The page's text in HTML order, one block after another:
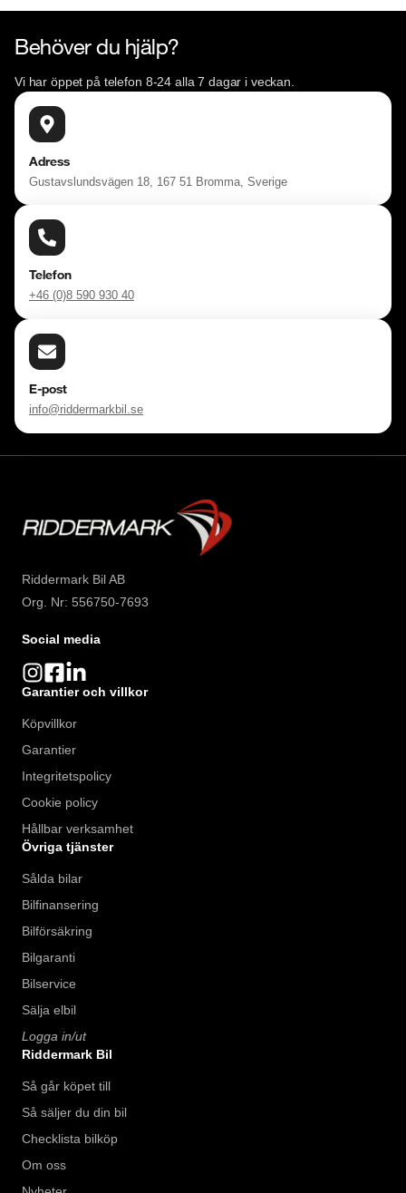
Behöver du hjälp?
Vi har öppet på telefon 8-24 alla 7 dagar i veckan.
Adress
Gustavslundsvägen 18, 167 51 Bromma, Sverige
Telefon
+46 (0)8 590 930 40
E-post
info@riddermarkbil.se
Riddermark Bil AB
Org. Nr: 556750-7693
Social media
Garantier och villkor
Köpvillkor
Garantier
Integritetspolicy
Cookie policy
Hållbar verksamhet
Övriga tjänster
Sålda bilar
Bilfinansering
Bilförsäkring
Bilgaranti
Bilservice
Sälja elbil
Logga in/ut
Riddermark Bil
Så går köpet till
Så säljer du din bil
Checklista bilköp
Om oss